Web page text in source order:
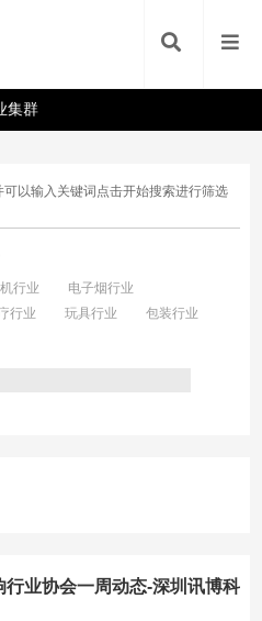
集群
以输入关键词点击开始搜索进行筛选
行业
电子烟行业
行业 玩具行业
包装行业
行业协会一周动态-深圳讯博科